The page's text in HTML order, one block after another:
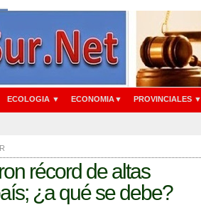
ECOLOGIA ▼ ECONOMIA▼ PROVINCIALES ▼
récord de altas
¿a qué se debe?